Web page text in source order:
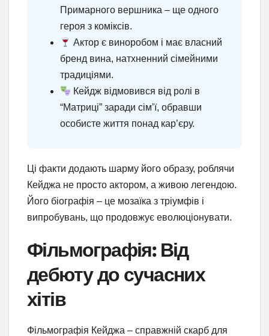
Примарного вершника – ще одного
героя з коміксів.
Актор є виноробом і має власний
бренд вина, натхненний сімейними
традиціями.
Кейдж відмовився від ролі в
“Матриці” заради сім’ї, обравши
особисте життя понад кар’єру.
Ці факти додають шарму його образу, роблячи
Кейджа не просто актором, а живою легендою.
Його біографія – це мозаїка з тріумфів і
випробувань, що продовжує еволюціонувати.
Фільмографія: Від
дебюту до сучасних
хітів
Фільмографія Кейджа – справжній скарб для